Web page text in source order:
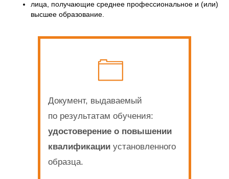
лица, получающие среднее профессиональное и (или)
высшее образование.
Документ, выдаваемый
по результатам обучения:
удостоверение о повышении
квалификации установленного
образца.